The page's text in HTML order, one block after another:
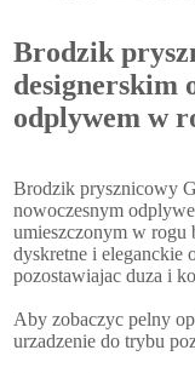
Brodzik
designerskim
odplywem w
Brodzik prysznicowy
nowoczesnym
umieszczonym w rogu
dyskretne i eleganckie
pozostawiajac duza i
Aby zobaczyc pelny
urzadzenie do trybu